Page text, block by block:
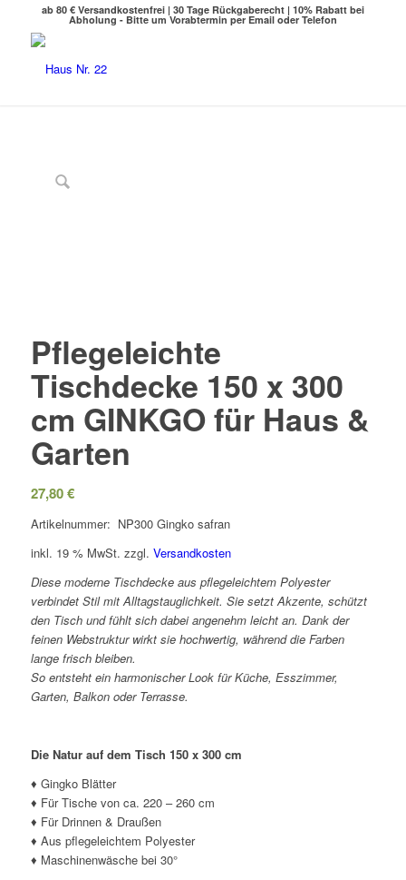
ab 80 € Versandkostenfrei | 30 Tage Rückgaberecht | 10% Rabatt bei
Abholung - Bitte um Vorabtermin per Email oder Telefon
Pflegeleichte
Tischdecke 150 x 300
cm GINKGO für Haus &
Garten
27,80€
Artikelnummer: NP300 Gingko safran
inkl. 19 % MwSt. zzgl. Versandkosten
Diese moderne Tischdecke aus pflegeleichtem Polyester
verbindet Stil mit Alltagstauglichkeit. Sie setzt Akzente, schützt
den Tisch und fühlt sich dabei angenehm leicht an. Dank der
feinen Webstruktur wirkt sie hochwertig, während die Farben
lange frisch bleiben.
So entsteht ein harmonischer Look für Küche, Esszimmer,
Garten, Balkon oder Terrasse.
Die Natur auf dem Tisch 150 x 300 cm
♦ Gingko Blätter
♦ Für Tische von ca. 220 – 260 cm
♦ Für Drinnen & Draußen
♦ Aus pflegeleichtem Polyester
♦ Maschinenwäsche bei 30°